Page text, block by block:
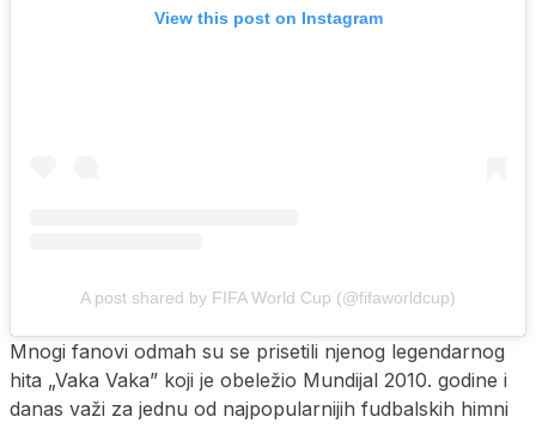
View this post on Instagram
A post shared by FIFA World Cup (@fifaworldcup)
Mnogi fanovi odmah su se prisetili njenog legendarnog
hita „Vaka Vaka” koji je obeležio Mundijal 2010. godine i
danas važi za jednu od najpopularnijih fudbalskih himni